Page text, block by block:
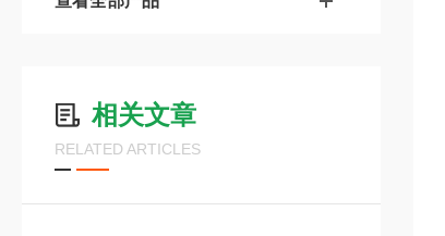
相关文章
RELATED ARTICLES